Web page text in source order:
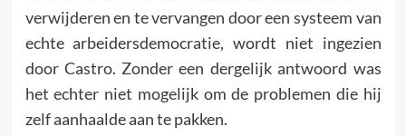
verwijderen en te vervangen door een systeem van
echte arbeidersdemocratie, wordt niet ingezien
door Castro. Zonder een dergelijk antwoord was
het echter niet mogelijk om de problemen die hij
zelf aanhaalde aan te pakken.